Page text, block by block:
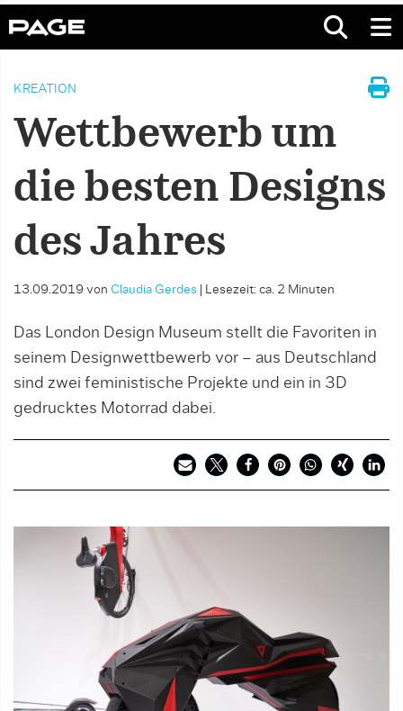
KREATION
Wettbewerb um
die besten Designs
des Jahres
13.09.2019 von Claudia Gerdes Lesezeit: ca. 2 Minuten
Das London Design Museum stellt die Favoriten in
seinem Designwettbewerb vor – aus Deutschland
sind zwei feministische Projekte und ein in 3D
gedrucktes Motorrad dabei.